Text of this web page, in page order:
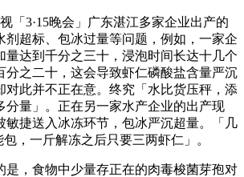
3·15晚会」广东湛江多家企业出产的
剂超标、包冰过量等问题，例如，一家企
量达到千分之三十，浸泡时间长达十几个
分之二十，这会导致虾仁磷酸盐含量严沉
对此并不正在意。终究「水比货压秤，添
分量」。正在另一家水产企业的出产现
敏捷送入冰冻环节，包冰严沉超量。「几
，一斤解冻之后只要三两虾仁」。
，食物中少量存正在的肉毒梭菌芽孢对